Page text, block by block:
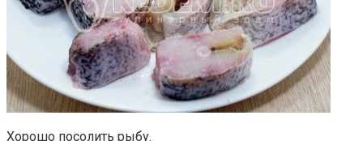
Хорошо посолить рыбу.